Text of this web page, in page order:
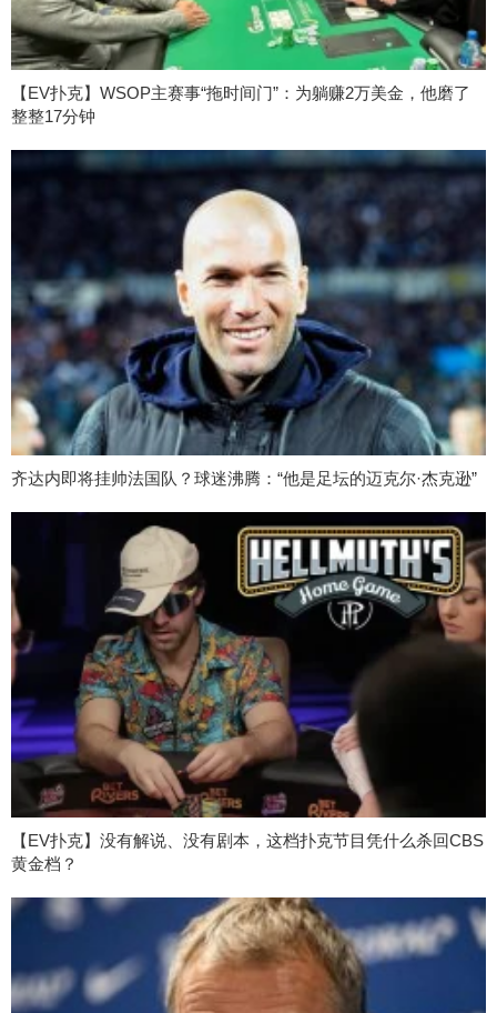
【EV扑克】WSOP主赛事“拖时间门”：为躺赚2万美金，他磨了
整整17分钟
齐达内即将挂帅法国队？球迷沸腾：“他是足坛的迈克尔·杰克逊”
【EV扑克】没有解说、没有剧本，这档扑克节目凭什么杀回CBS
黄金档？